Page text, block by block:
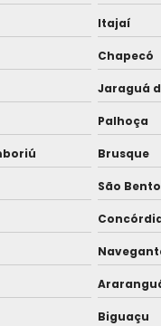
de recepção
de acesso
eletrônico
de acesso catraca
de acesso portaria
Itajaí
Chapecó
Jaraguá
Palhoça
Brusque
São
Biguaçu